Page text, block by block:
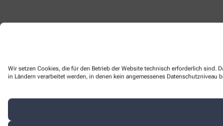
Wir setzen Cookies, die für den Betrieb der Website technisch erforderlich sind.
in Ländern verarbeitet werden, in denen kein angemessenes